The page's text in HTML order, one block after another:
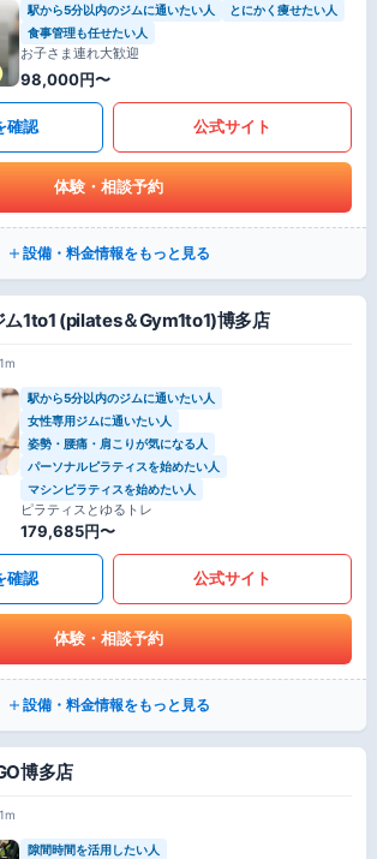
駅から5分以内のジムに通いたい人
とにかく痩せたい人
食事管理も任せたい人
お子さま連れ大歓迎
98,000円〜
確認 公式サイト
体験・相談予約
設備・料金情報をもっと見る
ム1to1 (pilates＆Gym1to1)博多店
駅から5分以内のジムに通いたい人
女性専用ジムに通いたい人
姿勢・腰痛・肩こりが気になる人
パーソナルピラティスを始めたい人
マシンピラティスを始めたい人
ピラティスとゆるトレ
179,685円〜
確認 公式サイト
体験・相談予約
設備・料金情報をもっと見る
博多店
隙間時間を活用したい人